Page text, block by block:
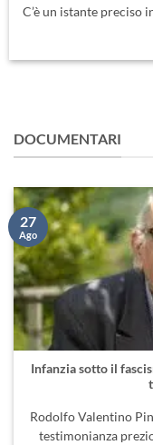
C’è un istante preciso
DOCUMENTARI
Infanzia sotto il
Rodolfo Valentino
testimonianza
27
Ago